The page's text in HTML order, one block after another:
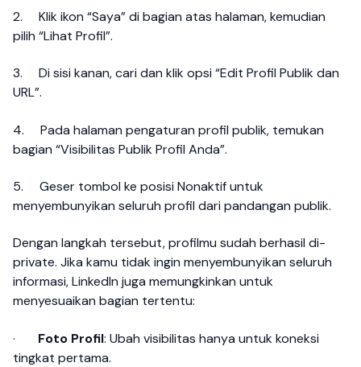
2. Klik ikon “Saya” di bagian atas halaman, kemudian
pilih “Lihat Profil”.
3. Di sisi kanan, cari dan klik opsi “Edit Profil Publik dan
URL”.
4. Pada halaman pengaturan profil publik, temukan
bagian “Visibilitas Publik Profil Anda”.
5. Geser tombol ke posisi Nonaktif untuk
menyembunyikan seluruh profil dari pandangan publik.
Dengan langkah tersebut, profilmu sudah berhasil di-
private. Jika kamu tidak ingin menyembunyikan seluruh
informasi, LinkedIn juga memungkinkan untuk
menyesuaikan bagian tertentu:
· Foto Profil: Ubah visibilitas hanya untuk koneksi
tingkat pertama.